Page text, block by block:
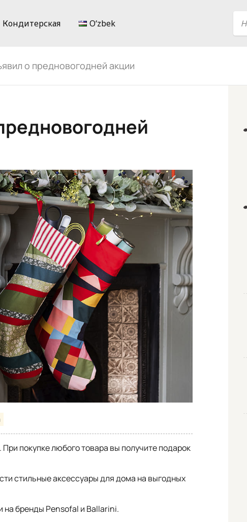
Кондитерская Oʻzbek
о предновогодней акции
покупке любого товара вы получите подарок
стильные аксессуары для дома на выгодных
на бренды Pensofal и Ballarini.